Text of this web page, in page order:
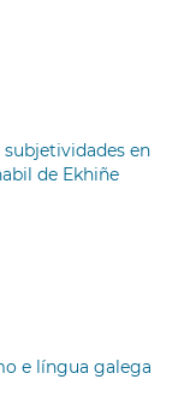
en
de Ekhiñe
e língua galega